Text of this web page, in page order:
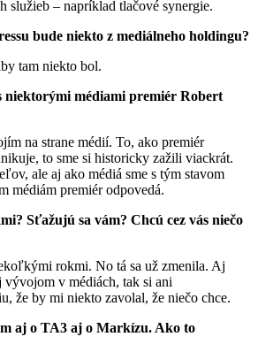
služieb – napríklad tlačové synergie.
bude niekto z mediálneho holdingu?
tam niekto bol.
niektorými médiami premiér Robert
na strane médií. To, ako premiér
to sme si historicky zažili viackrát.
ale aj ako médiá sme s tým stavom
médiám premiér odpovedá.
Sťažujú sa vám? Chcú cez vás niečo
rokmi. No tá sa už zmenila. Aj
v médiách, tak si ani
že by mi niekto zavolal, že niečo chce.
aj o TA3 aj o Markízu. Ako to